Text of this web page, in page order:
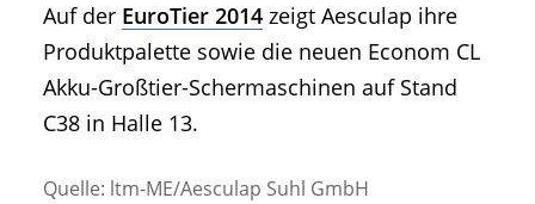
Auf der EuroTier 2014 zeigt Aesculap ihre
Produktpalette sowie die neuen Econom CL
Akku-Großtier-Schermaschinen auf Stand
C38 in Halle 13.
Quelle: ltm-ME/Aesculap Suhl GmbH